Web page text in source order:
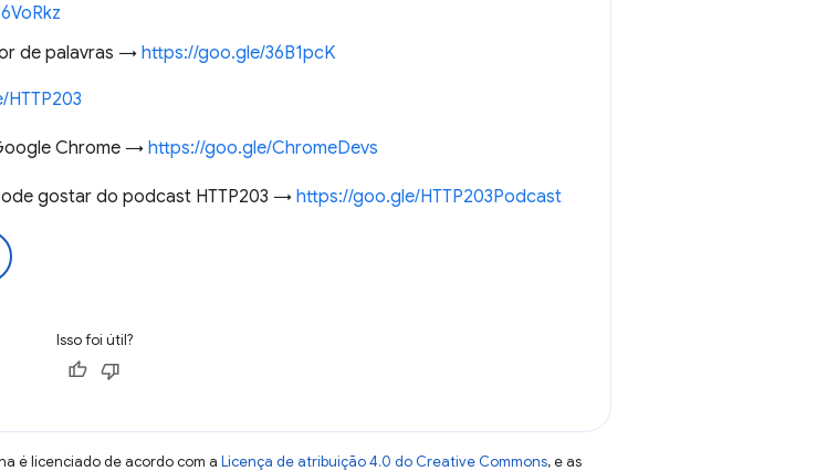
de palavras →https://goo.gle/36B1pcK
Chrome → https://goo.gle/ChromeDevs
gostar do podcast HTTP203 →https://goo.gle/HTTP203Podcast
Isso foi útil?
é licenciado de acordo com a Licença de atribuição 4.0 do Creative Commons, e as